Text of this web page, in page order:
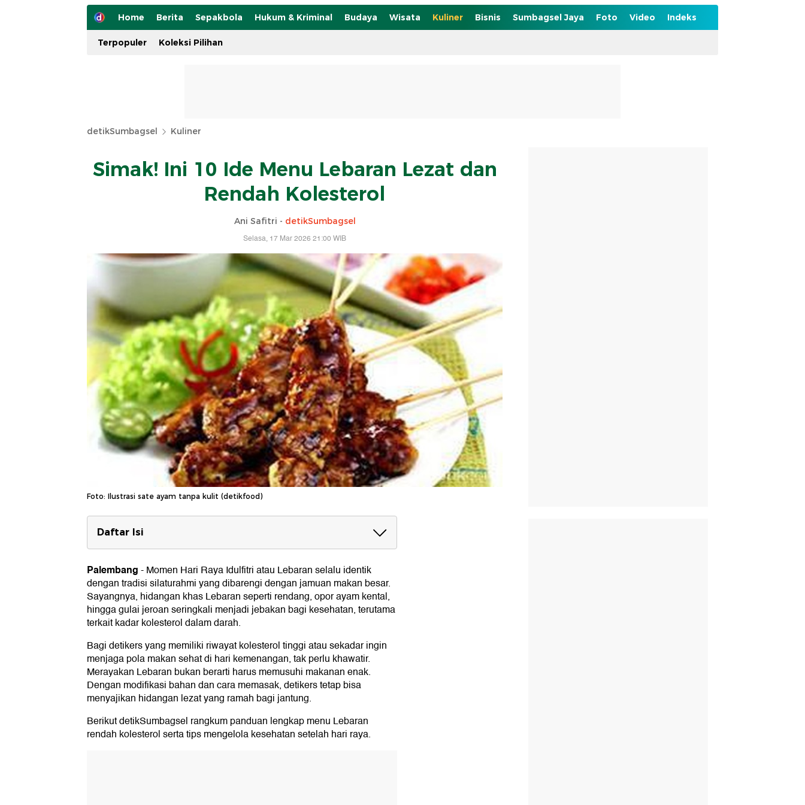
Home Berita Sepakbola Hukum & Kriminal Budaya Wisata Kuliner Bisnis Sumbagsel Jaya Foto Video Indeks
Terpopuler Koleksi Pilihan
detikSumbagsel Kuliner
Simak! Ini 10 Ide Menu Lebaran Lezat dan
Rendah Kolesterol
Ani Safitri - detikSumbagsel
Selasa, 17 Mar 2026 21:00 WIB
Foto: Ilustrasi sate ayam tanpa kulit (detikfood)
Daftar Isi
Mengenal Kolesterol: Si Jahat yang Perlu Diwaspadai
10 Ide Menu Lebaran Lezat & Rendah Kolesterol
1. Opor Ayam Tanpa Santan
2. Sate Dada Ayam Tanpa Kulit
3. Sayur Lodeh Versi Ringan
4. Pepes Ikan Tahu
6. Bakso Ikan Kuah Bening
7. Mie Daging Lean Sapi
8. Telur Puyuh Balado Minimalis
9. Lumpia Sayur Panggang
10. Es Buah Yogurt atau Salad Buah
1. Alpukat
2. Kacang-kacangan (Almond & Kenari)
Palembang-Momen Hari Raya Idulfitri atau Lebaran selalu identik
dengan tradisi silaturahmi yang dibarengi dengan jamuan makan besar.
Sayangnya, hidangan khas Lebaran seperti rendang, opor ayam kental,
hingga gulai jeroan seringkali menjadi jebakan bagi kesehatan, terutama
terkait kadar kolesterol dalam darah.
Bagi detikers yang memiliki riwayat kolesterol tinggi atau sekadar ingin
menjaga pola makan sehat di hari kemenangan, tak perlu khawatir.
Merayakan Lebaran bukan berarti harus memusuhi makanan enak.
Dengan modifikasi bahan dan cara memasak, detikers tetap bisa
menyajikan hidangan lezat yang ramah bagi jantung.
Berikut detikSumbagsel rangkum panduan lengkap menu Lebaran
rendah kolesterol serta tips mengelola kesehatan setelah hari raya.